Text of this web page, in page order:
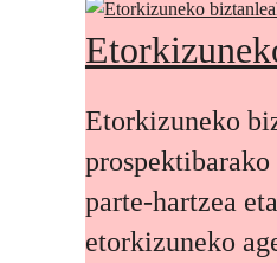
Etorkizuneko
parte-hartzea
etorkizuneko